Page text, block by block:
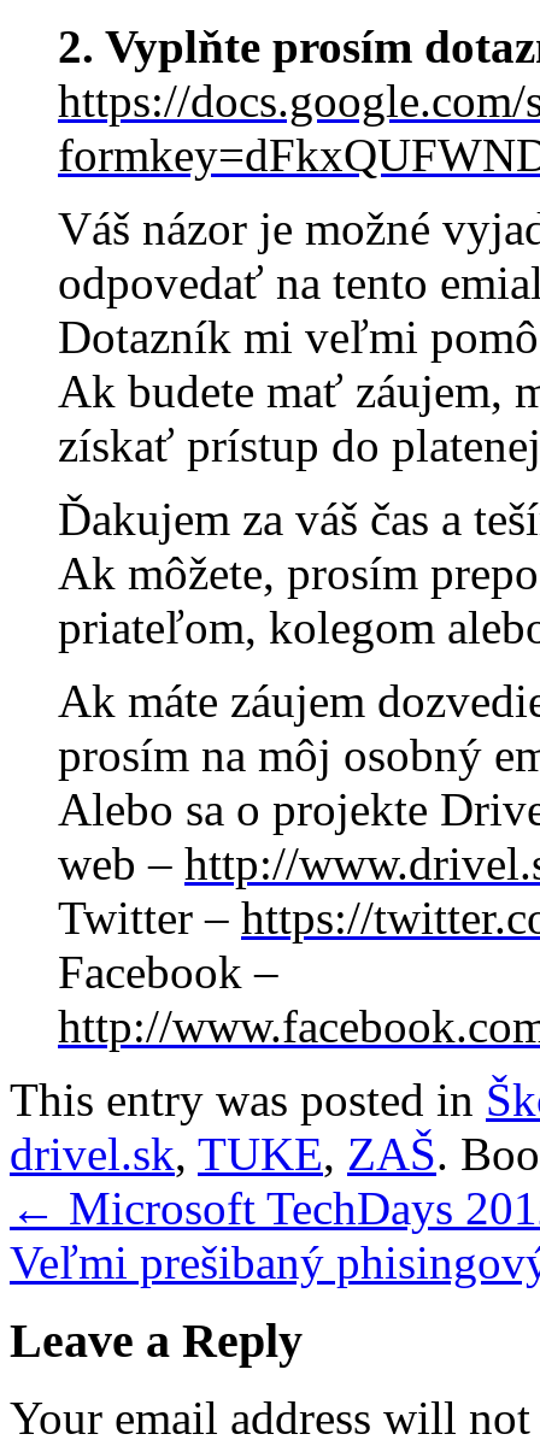
2. Vyplňte prosím
https://
Váš názor je možné
odpovedať na tento
Dotazník mi veľmi
Ak budete mať záujem,
získať prístup do
Ďakujem za váš čas a
Ak môžete, prosím
priateľom, kolegom
Ak máte záujem
prosím na môj osobný
Alebo sa o projekte
web – http://
Twitter – https://
Facebook –
http://
This entry was posted in
drivel.sk, TUKE, ZAŠ.
← Microsoft TechDays
Veľmi prešibaný
Leave a Reply
Your email address will